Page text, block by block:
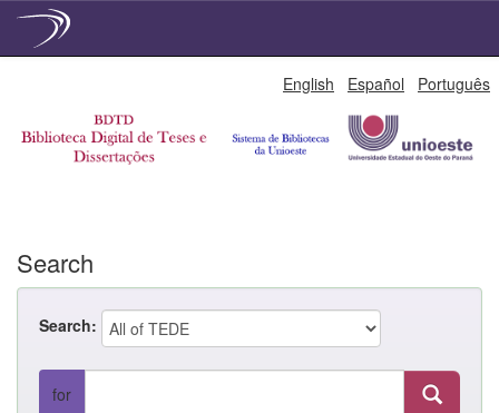
English Español Português
Search
Search:
for